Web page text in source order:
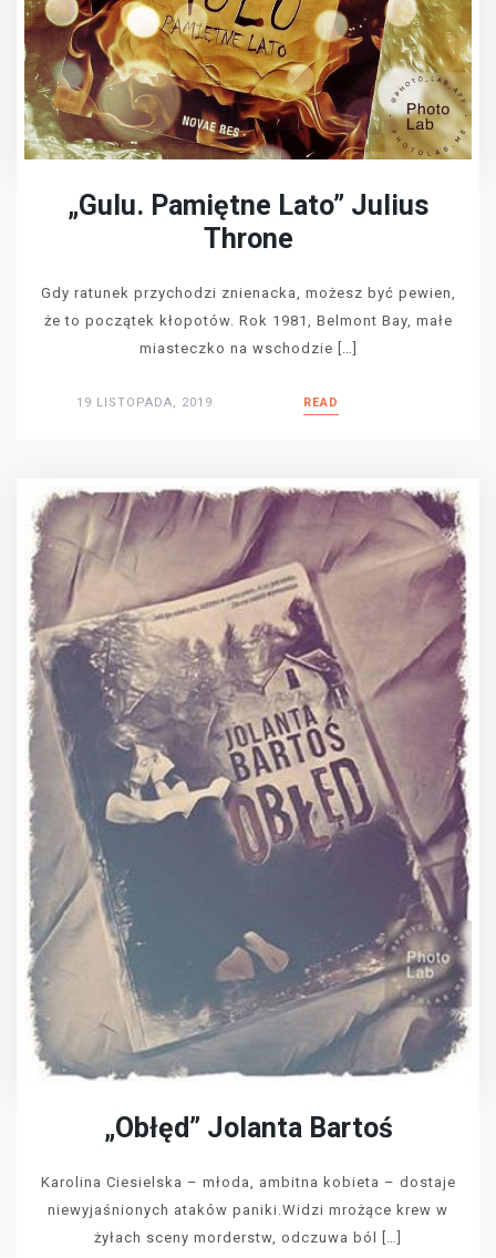
„Gulu. Pamiętne Lato” Julius
Throne
Gdy ratunek przychodzi znienacka, możesz być pewien,
że to początek kłopotów. Rok 1981, Belmont Bay, małe
miasteczko na wschodzie […]
19 LISTOPADA, 2019 READ
„Obłęd” Jolanta Bartoś
Karolina Ciesielska – młoda, ambitna kobieta – dostaje
niewyjaśnionych ataków paniki.Widzi mrożące krew w
żyłach sceny morderstw, odczuwa ból […]